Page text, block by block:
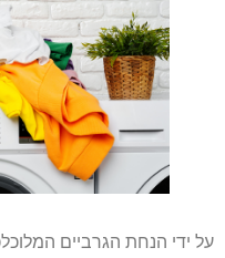
על ידי הנחת הגרביים